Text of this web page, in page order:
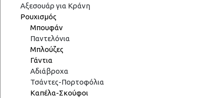
Αξεσουάρ για Κράνη
Ρουχισμός
Μπουφάν
Παντελόνια
Μπλούζες
Γάντια
Αδιάβροχα
Τσάντες-Πορτοφόλια
Καπέλα-Σκούφοι